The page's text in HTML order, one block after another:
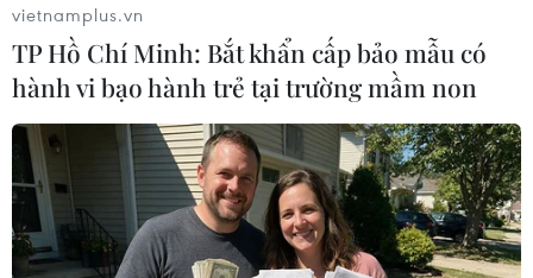
Indonesia: Việc thực thi kế hoạch hòa bình
Myanmar không đạt kết quả
11/05/2023 02:12
Tổng thống Joko Widodo khẳng định không có tiến triển
đáng kể trong việc thực hiện thỏa thuận hòa bình năm
điểm mà chính quyền quân sự Myanmar đã nhất trí với
ASEAN cách đây 2 năm.
vietnamplus.vn
TP Hồ Chí Minh: Bắt khẩn cấp bảo mẫu có
hành vi bạo hành trẻ tại trường mầm non